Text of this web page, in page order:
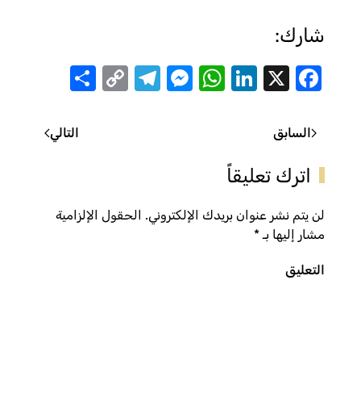
شارك:
Facebook
X
LinkedIn
WhatsApp
Messenger
Telegram
Copy
السابق التالي
اترك تعليقاً
لن يتم نشر عنوان بريدك الإلكتروني. الحقول الإلزامية
مشار إليها بـ*
التعليق